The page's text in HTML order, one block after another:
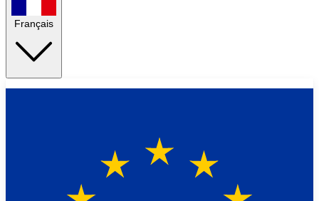
Français